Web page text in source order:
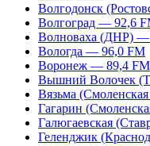
Волгодонск
Волгоград — 92,6
Волноваха (ДНР) —
Вологда — 96,0 FM
Воронеж — 89,4 FM
Вышний Волочек
Вязьма
Гагарин
Галюгаевская
Геленджик